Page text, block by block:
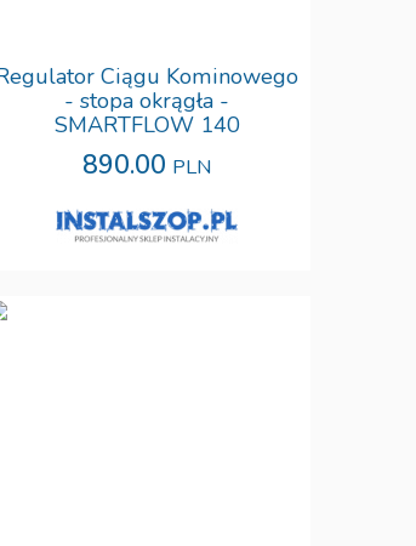
Ciągu Kominowego
- stopa okrągła -
SMARTFLOW 140
890.00 PLN